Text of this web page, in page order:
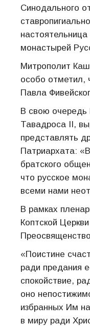
Синодального
монастырей
Митрополит
особо отметил,
Павла
В свою очередь
Тавадроса II,
представлять
Патриархата:
братского
что русское
всеми нами
В рамках
Коптской
«Поистине
ради предания
спокойствие,
оно
избранных Им
в миру ради